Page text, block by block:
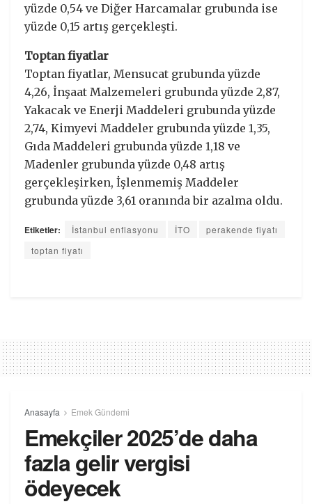
yüzde 0,54 ve Diğer Harcamalar grubunda ise
yüzde 0,15 artış gerçekleşti.
Toptan fiyatlar
Toptan fiyatlar, Mensucat grubunda yüzde
4,26, İnşaat Malzemeleri grubunda yüzde 2,87,
Yakacak ve Enerji Maddeleri grubunda yüzde
2,74, Kimyevi Maddeler grubunda yüzde 1,35,
Gıda Maddeleri grubunda yüzde 1,18 ve
Madenler grubunda yüzde 0,48 artış
gerçekleşirken, İşlenmemiş Maddeler
grubunda yüzde 3,61 oranında bir azalma oldu.
Etiketler: İstanbul enflasyonu İTO
perakende fiyatı
toptan fiyatı
Anasayfa Emek Gündemi
Emekçiler 2025’de daha
fazla gelir vergisi
ödeyecek